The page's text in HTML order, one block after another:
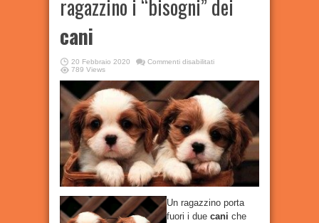
ragazzino i “bisogni” dei
cani
20 Febbraio 2020 Commenti disabilitatisu
faccia
un
ragazzino
“bisogni”
dei
cani
789 Views
Un ragazzino porta
fuori i due cani che